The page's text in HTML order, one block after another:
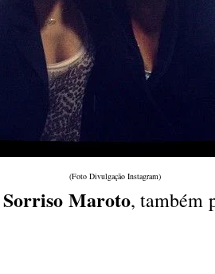
(Foto Divulgação Instagram)
Sorriso Maroto, também